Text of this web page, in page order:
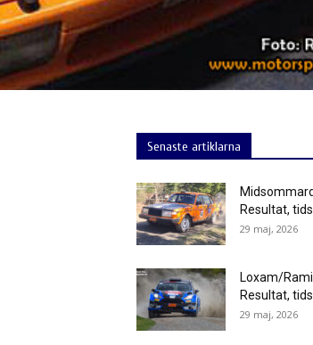
Senaste artiklarna
Resultat,
29 maj, 2026
Loxam/
Resultat,
29 maj, 2026